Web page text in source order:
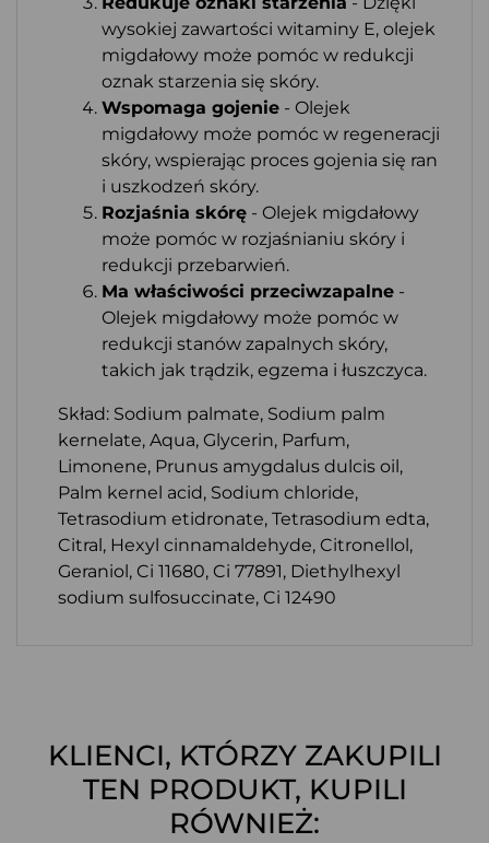
wysokiej zawartości witaminy E, olejek
migdałowy może pomóc w redukcji
oznak starzenia się skóry.
Wspomaga gojenie - Olejek
migdałowy może pomóc w regeneracji
skóry, wspierając proces gojenia się ran
i uszkodzeń skóry.
Rozjaśnia skórę - Olejek migdałowy
może pomóc w rozjaśnianiu skóry i
redukcji przebarwień.
Ma właściwości przeciwzapalne -
Olejek migdałowy może pomóc w
redukcji stanów zapalnych skóry,
takich jak trądzik, egzema i łuszczyca.
Skład: Sodium palmate, Sodium palm
kernelate, Aqua, Glycerin, Parfum,
Limonene, Prunus amygdalus dulcis oil,
Palm kernel acid, Sodium chloride,
Tetrasodium etidronate, Tetrasodium edta,
Citral, Hexyl cinnamaldehyde, Citronellol,
Geraniol, Ci 11680, Ci 77891, Diethylhexyl
sodium sulfosuccinate, Ci 12490
KLIENCI, KTÓRZY ZAKUPILI
TEN PRODUKT, KUPILI
RÓWNIEŻ: